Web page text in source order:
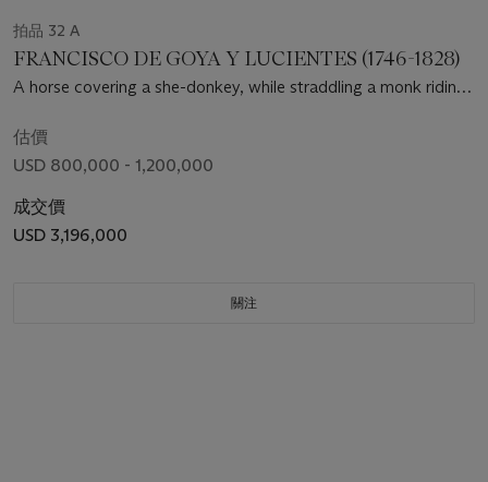
拍品 32 A
FRANCISCO DE GOYA Y LUCIENTES (1746-1828)
A horse covering a she-donkey, while straddling a monk riding
估價
USD 800,000 - 1,200,000
成交價
USD 3,196,000
關注